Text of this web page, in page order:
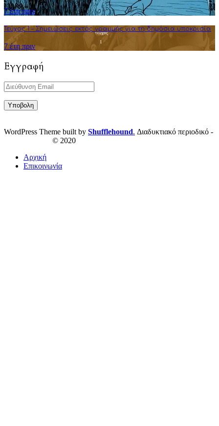
7 έτη πριν
Τεύχος 1 – Σημειώσεις εκτός γραμμής για τη δημόσια υποκρισία
7 έτη πριν
Εγγραφή
WordPress Theme built by Shufflehound. Διαδυκτιακό περιοδικό -
© 2020
Αρχική
Επικοινωνία